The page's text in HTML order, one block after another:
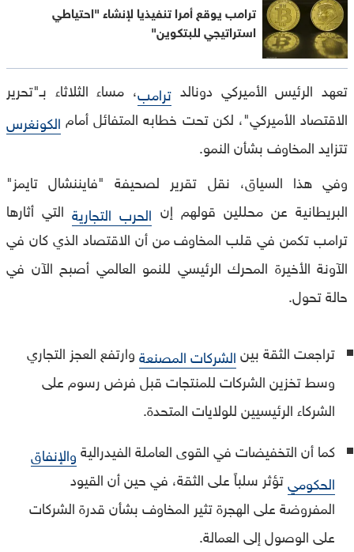
ترامب يوقع أمرا تنفيذيا لإنشاء "احتياطي
استراتيجي للبتكوين"
تعهد الرئيس الأميركي دونالد ترامب، مساء الثلاثاء بـ"تحرير
الاقتصاد الأميركي"، لكن تحت خطابه المتفائل أمام الكونغرس
تتزايد المخاوف بشأن النمو.
وفي هذا السياق، نقل تقرير لصحيفة "فايننشال تايمز"
البريطانية عن محللين قولهم إن الحرب التجاريةالتي أثارها
ترامب تكمن في قلب المخاوف من أن الاقتصاد الذي كان في
الآونة الأخيرة المحرك الرئيسي للنمو العالمي أصبح الآن في
حالة تحول.
تراجعت الثقة بينالشركات المصنعةوارتفع العجز التجاري
وسط تخزين الشركات للمنتجات قبل فرض رسوم على
الشركاء الرئيسيين للولايات المتحدة.
كما أن التخفيضات في القوى العاملة الفيدراليةوالإنفاق
الحكوميتؤثر سلباً على الثقة، في حين أن القيود
المفروضة على الهجرة تثير المخاوف بشأن قدرة الشركات
على الوصول إلى العمالة.